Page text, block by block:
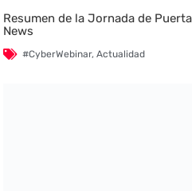
Resumen de la Jornada de
News
#CyberWebinar,Actualidad